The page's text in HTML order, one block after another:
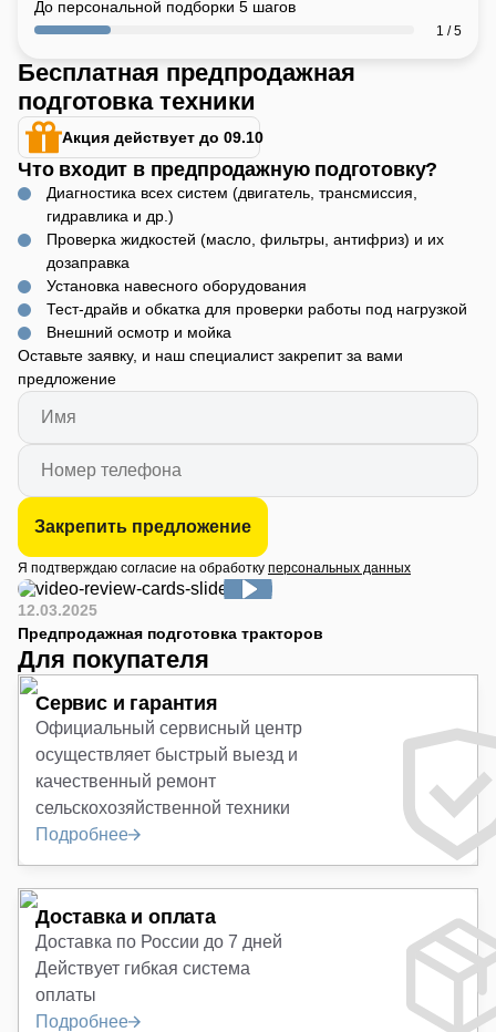
До персональной подборки 5 шагов
1 / 5
Бесплатная предпродажная
подготовка техники
Акция действует до 09.10
Что входит в предпродажную подготовку?
Диагностика всех систем (двигатель, трансмиссия,
гидравлика и др.)
Проверка жидкостей (масло, фильтры, антифриз) и их
дозаправка
Установка навесного оборудования
Тест-драйв и обкатка для проверки работы под нагрузкой
Внешний осмотр и мойка
Оставьте заявку, и наш специалист закрепит за вами
предложение
Закрепить предложение
Я подтверждаю согласие на обработку персональных данных
12.03.2025
Предпродажная подготовка тракторов
Для покупателя
Сервис и гарантия
Официальный сервисный центр
осуществляет быстрый выезд и
качественный ремонт
сельскохозяйственной техники
Подробнее
Доставка и оплата
Доставка по России до 7 дней
Действует гибкая система
оплаты
Подробнее